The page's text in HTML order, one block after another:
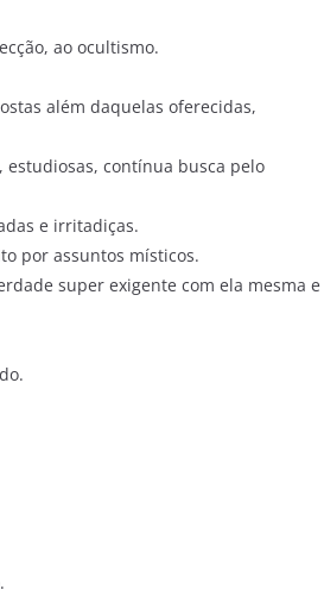
ao ocultismo.
além daquelas oferecidas,
contínua busca pelo
e irritadiças.
por assuntos místicos.
super exigente com ela mesma e